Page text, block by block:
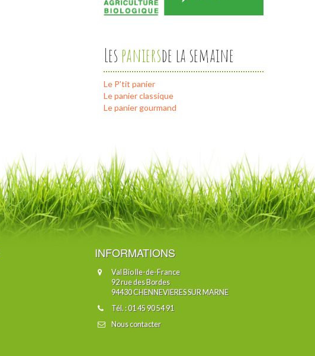
Les paniersde la semaine
Le P'tit panier
Le panier classique
Le panier gourmand
INFORMATIONS
Val Bio Ile-de-France
92 rue des Bordes
94430 CHENNEVIERES SUR MARNE
Tél. : 01 45 90 54 91
Nous contacter